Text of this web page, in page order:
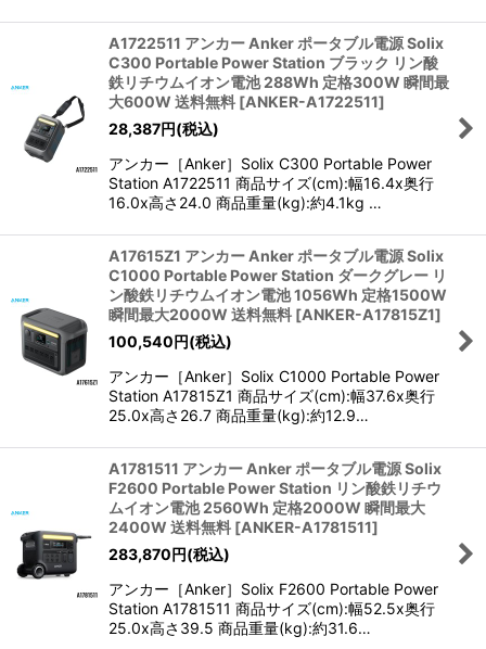
A1722511 アンカー Anker ポータブル電源 Solix
C300 Portable Power Station ブラック リン酸
鉄リチウムイオン電池 288Wh 定格300W 瞬間最
大600W 送料無料 [ANKER-A1722511]
28,387円(税込)
アンカー［Anker］Solix C300 Portable Power
Station A1722511 商品サイズ(cm):幅16.4x奥行
16.0x高さ24.0 商品重量(kg):約4.1kg …
A17615Z1 アンカー Anker ポータブル電源 Solix
C1000 Portable Power Station ダークグレー リ
ン酸鉄リチウムイオン電池 1056Wh 定格1500W
瞬間最大2000W 送料無料 [ANKER-A17815Z1]
100,540円(税込)
アンカー［Anker］Solix C1000 Portable Power
Station A17815Z1 商品サイズ(cm):幅37.6x奥行
25.0x高さ26.7 商品重量(kg):約12.9…
A1781511 アンカー Anker ポータブル電源 Solix
F2600 Portable Power Station リン酸鉄リチウ
ムイオン電池 2560Wh 定格2000W 瞬間最大
2400W 送料無料 [ANKER-A1781511]
283,870円(税込)
アンカー［Anker］Solix F2600 Portable Power
Station A1781511 商品サイズ(cm):幅52.5x奥行
25.0x高さ39.5 商品重量(kg):約31.6…